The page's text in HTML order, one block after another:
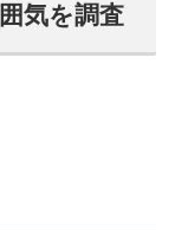
気を調査